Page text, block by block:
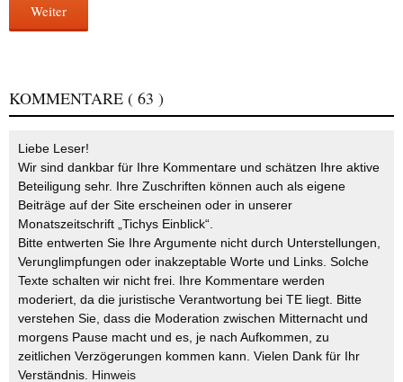
Weiter
KOMMENTARE ( 63 )
Liebe Leser!
Wir sind dankbar für Ihre Kommentare und schätzen Ihre aktive
Beteiligung sehr. Ihre Zuschriften können auch als eigene
Beiträge auf der Site erscheinen oder in unserer
Monatszeitschrift „Tichys Einblick“.
Bitte entwerten Sie Ihre Argumente nicht durch Unterstellungen,
Verunglimpfungen oder inakzeptable Worte und Links. Solche
Texte schalten wir nicht frei. Ihre Kommentare werden
moderiert, da die juristische Verantwortung bei TE liegt. Bitte
verstehen Sie, dass die Moderation zwischen Mitternacht und
morgens Pause macht und es, je nach Aufkommen, zu
zeitlichen Verzögerungen kommen kann. Vielen Dank für Ihr
Verständnis. Hinweis